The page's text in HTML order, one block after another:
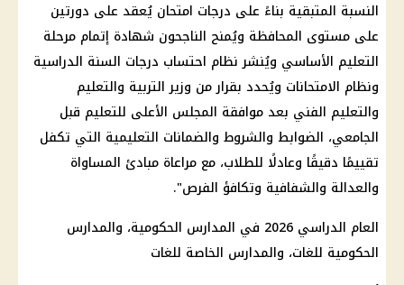
النسبة المتبقية بناءً على درجات امتحان يُعقد على دورتين
على مستوى المحافظة ويُمنح الناجحون شهادة إتمام مرحلة
التعليم الأساسي ويُنشر نظام احتساب درجات السنة الدراسية
ونظام الامتحانات ويُحدد بقرار من وزير التربية والتعليم
والتعليم الفني بعد موافقة المجلس الأعلى للتعليم قبل
الجامعي، الضوابط والشروط والضمانات التعليمية التي تكفل
تقييمًا دقيقًا وعادلًا للطلاب، مع مراعاة مبادئ المساواة
والعدالة والشفافية وتكافؤ الفرص".
العام الدراسي 2026 في المدارس الحكومية، والمدارس
الحكومية للغات، والمدارس الخاصة للغات